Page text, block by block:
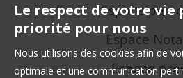
Espace
Espace
Espace
Le respect de votre vie
priorité pour nous
Nous utilisons des cookies afin de
optimale et une communication